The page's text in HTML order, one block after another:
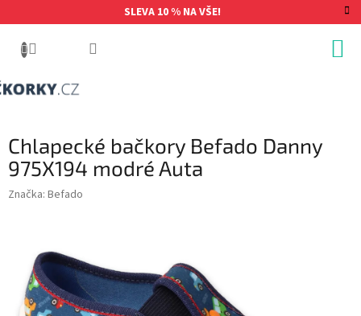
na
SLEVA 10 % NA VŠE!
Chlapecké bačkory Befado Danny
975X194 modré Auta
Značka: Befado